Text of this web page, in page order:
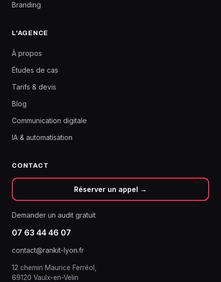
Branding
L'AGENCE
À propos
Études de cas
Tarifs & devis
Blog
Communication digitale
IA & automatisation
CONTACT
Réserver un appel →
Demander un audit gratuit
07 63 44 46 07
contact@rankit-lyon.fr
12 chemin Maurice Ferréol,
69120 Vaulx-en-Velin